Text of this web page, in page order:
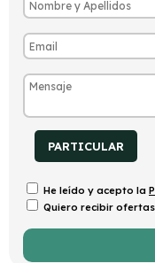
PARTICULAR
He leído y acepto la
Quiero recibir